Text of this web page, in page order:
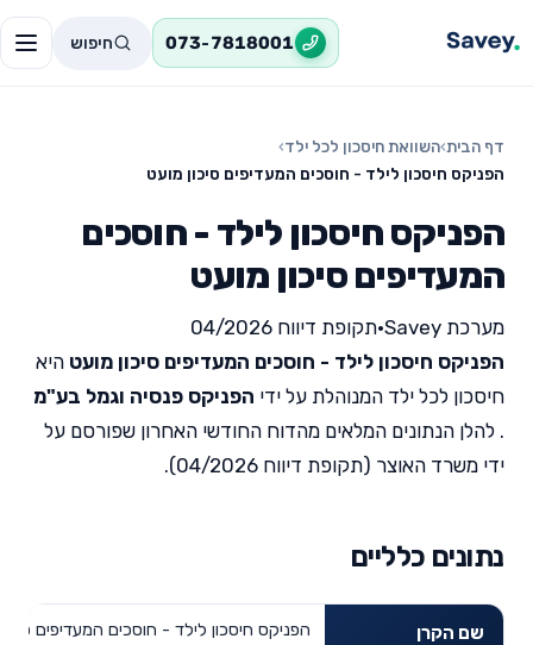
073-7818001 חיפוש
דף הבית›השוואת חיסכון לכל ילד›
הפניקס חיסכון לילד - חוסכים המעדיפים סיכון מועט
הפניקס חיסכון לילד - חוסכים
המעדיפים סיכון מועט
מערכת Savey •תקופת דיווח 04/2026
הפניקס חיסכון לילד - חוסכים המעדיפים סיכון מועט היא
חיסכון לכל ילד המנוהלת על ידי הפניקס פנסיה וגמל בע"מ
. להלן הנתונים המלאים מהדוח החודשי האחרון שפורסם על
ידי משרד האוצר (תקופת דיווח 04/2026).
נתונים כלליים
שם הקרן הפניקס חיסכון לילד - חוסכים המעדיפים